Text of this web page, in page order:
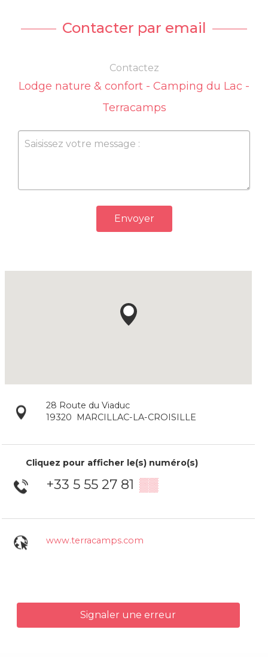
Contacter par email
Contactez
Lodge nature & confort - Camping du Lac -
Terracamps
Envoyer
28 Route du Viaduc
19320
MARCILLAC-LA-CROISILLE
Cliquez pour afficher le(s) numéro(s)
+33 5 55 27 81 ▒▒
www.terracamps.com
Signaler une erreur